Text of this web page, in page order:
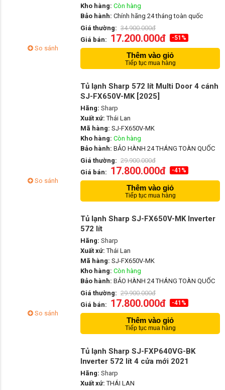
So sánh
Kho hàng: Còn hàng
Bảo hành: Chính hãng 24 tháng toàn quốc
Giá thường: 34.900.000đ
Giá bán: 17.200.000đ -51%
Thêm vào giỏ
Tiếp tục mua hàng
So sánh
Tủ lạnh Sharp 572 lít Multi Door 4 cánh
SJ-FX650V-MK [2025]
Hãng: Sharp
Xuất xứ: Thái Lan
Mã hàng: SJ-FX650V-MK
Kho hàng: Còn hàng
Bảo hành: BẢO HÀNH 24 THÁNG TOÀN QUỐC
Giá thường: 29.900.000đ
Giá bán: 17.800.000đ -41%
Thêm vào giỏ
Tiếp tục mua hàng
So sánh
Tủ lạnh Sharp SJ-FX650V-MK Inverter
572 lít
Hãng: Sharp
Xuất xứ: Thái Lan
Mã hàng: SJ-FX650V-MK
Kho hàng: Còn hàng
Bảo hành: BẢO HÀNH 24 THÁNG TOÀN QUỐC
Giá thường: 29.900.000đ
Giá bán: 17.800.000đ -41%
Thêm vào giỏ
Tiếp tục mua hàng
Tủ lạnh Sharp SJ-FXP640VG-BK
Inverter 572 lít 4 cửa mới 2021
Hãng: Sharp
Xuất xứ: THÁI LAN